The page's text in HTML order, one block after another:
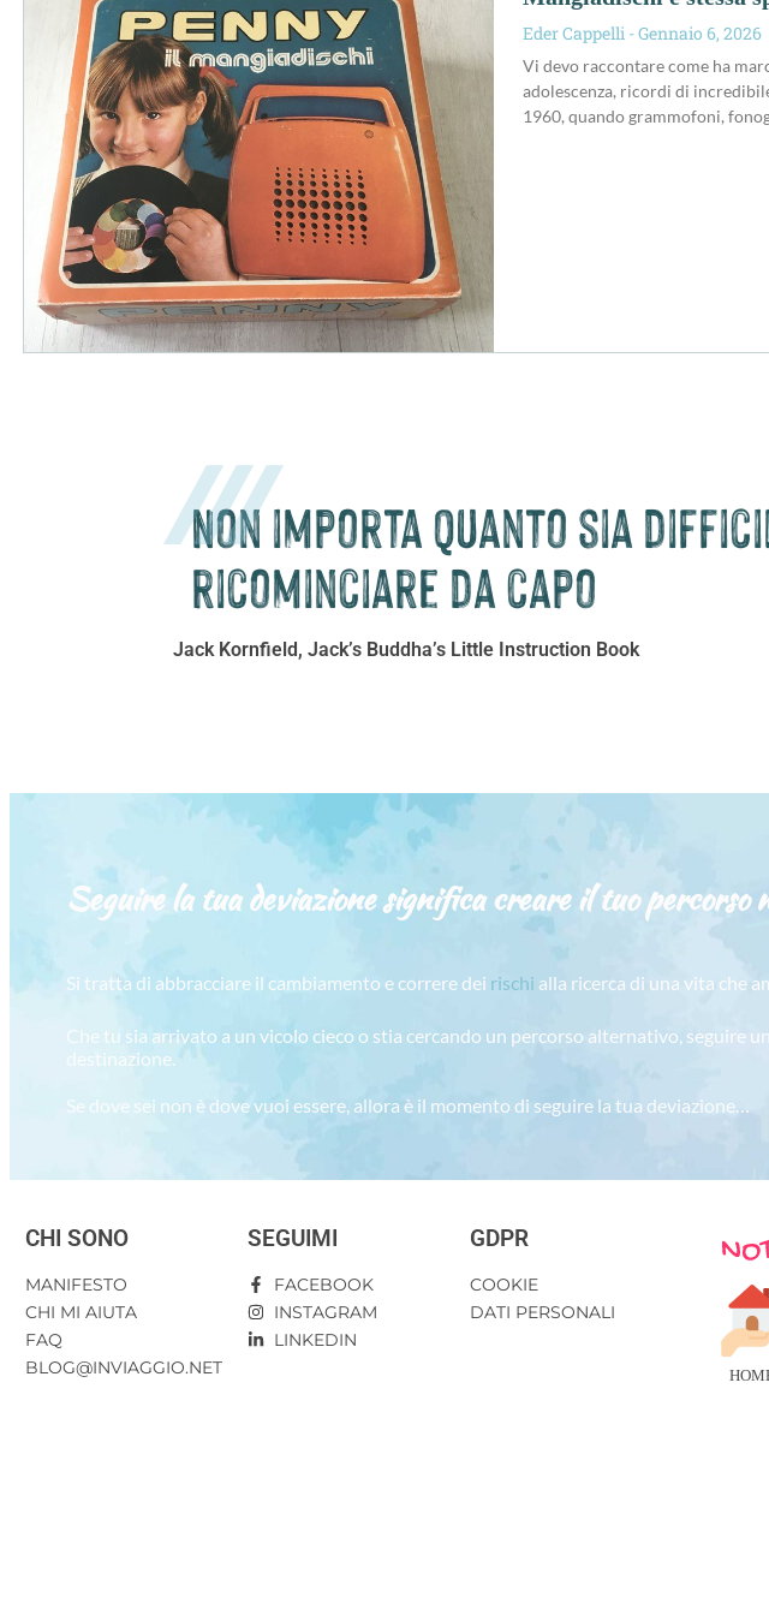
Eder Cappelli Gennaio 6, 2026
Vi devo raccontare come ha
adolescenza, ricordi di
1960, quando grammofoni,
Non importa quanto sia
ricominciare da capo
Jack Kornfield, Jack’s Buddha’s Little Instruction Book
Seguire la tua deviazione significa creare il tuo percorso
Si tratta di abbracciare il cambiamento e correre dei rischi alla ricerca di una vita che
Che tu sia arrivato a un vicolo cieco o stia cercando un percorso alternativo, seguire
destinazione.
Se dove sei non è dove vuoi essere, allora è il momento di seguire la tua deviazione…
CHI SONO
MANIFESTO
CHI MI AIUTA
FAQ
BLOG@INVIAGGIO.NET
SEGUIMI
FACEBOOK
INSTAGRAM
LINKEDIN
GDPR
COOKIE
DATI PERSONALI